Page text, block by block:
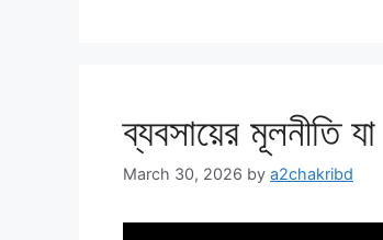
ব্যবসায়ের মূলনীতি
March 30, 2026 by a2chakribd